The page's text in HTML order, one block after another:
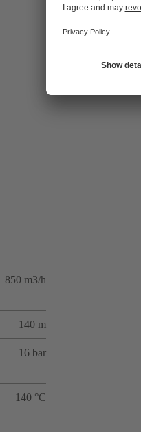
850 m3/h
140 m
16 bar
140 °C